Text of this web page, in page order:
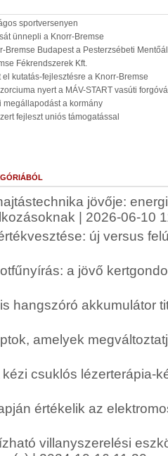
sportversenyen
ünnepli a Knorr-Bremse
Bremse Budapest a Pesterzsébeti
Fékrendszerek Kft.
kutatás-fejlesztésre a Knorr-Bremse
nyert a MÁV-START vasúti
megállapodást a kormány
fejleszt uniós támogatással
jövője:
| 2026-06-10
új versus
a jövő
hangszóró akkumulátor
amelyek
csuklós lézerterápia-
értékelik az
villanyszerelési